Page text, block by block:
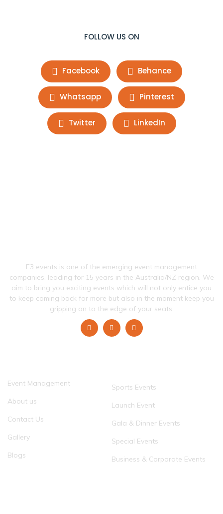
FOLLOW US ON
Facebook Behance
Whatsapp Pinterest
Twitter LinkedIn
E3 events is one of the emerging event management
companies, leading for 15 years in the Australia/NZ region. We
aim to bring you exciting events which will not only entice you
to keep coming back for more but also in the moment keep you
gripping on to the edge of your seats.
Event Management
About us
Contact Us
Gallery
Blogs
Sports Events
Launch Event
Gala & Dinner Events
Special Events
Business & Corporate Events